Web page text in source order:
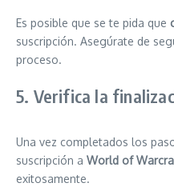
Es posible que se te pida que
suscripción. Asegúrate de
proceso.
5. Verifica la
Una vez completados los
suscripción a World of
exitosamente.